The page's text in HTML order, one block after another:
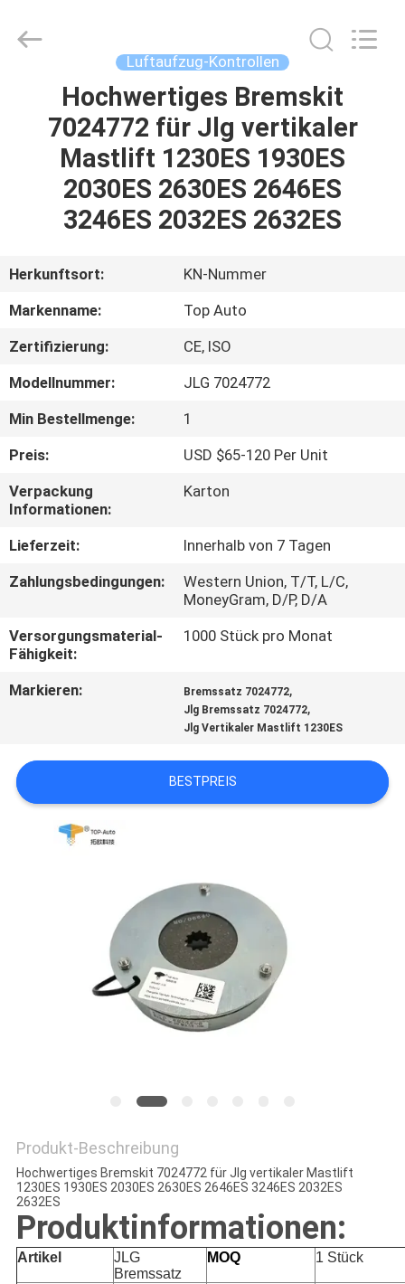
HAUS
PRODUKTE
VIDEOS
ÜBER
UNS
FABRIK-
AUSFLUG
QUALITÄTSKONTROLLE
TRETEN
SIE
UNS
IN
VERBINDUNG
EIN
ZITAT
Rights
Luftaufzug-Kontrollen
Hochwertiges Bremskit
7024772 für Jlg vertikaler
Mastlift 1230ES 1930ES
2030ES 2630ES 2646ES
3246ES 2032ES 2632ES
Herkunftsort:
KN-Nummer
Markenname:
Top Auto
Zertifizierung:
CE, ISO
Modellnummer:
JLG 7024772
Min Bestellmenge:
1
Preis:
USD $65-120 Per Unit
Verpackung
Informationen:
Karton
Lieferzeit:
Innerhalb von 7 Tagen
Zahlungsbedingungen:
Western Union, T/T, L/C,
MoneyGram, D/P, D/A
Versorgungsmaterial-
Fähigkeit:
1000 Stück pro Monat
Markieren: Bremssatz 7024772,
Jlg Bremssatz 7024772,
Jlg Vertikaler Mastlift 1230ES
BESTPREIS
Produkt-Beschreibung
Hochwertiges Bremskit 7024772 für Jlg vertikaler Mastlift
1230ES 1930ES 2030ES 2630ES 2646ES 3246ES 2032ES
2632ES
Produktinformationen:
Artikel
JLG
Bremssatz
MOQ 1 Stück